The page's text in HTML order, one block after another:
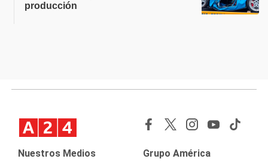
producción
Nuestros Medios Grupo América